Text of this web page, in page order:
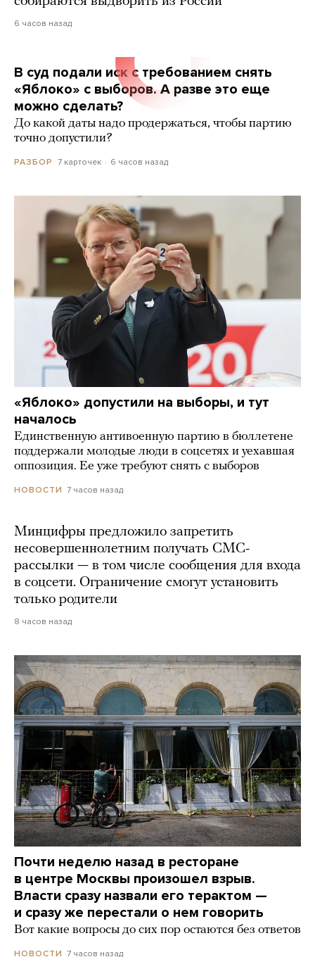
6 часов назад
В суд подали иск с требованием снять
«Яблоко» с выборов. А разве это еще
можно сделать?
До какой даты надо продержаться, чтобы партию
точно допустили?
РАЗБОР 7 карточек 6 часов назад
«Яблоко» допустили на выборы, и тут
началось
Единственную антивоенную партию в бюллетене
поддержали молодые люди в соцсетях и уехавшая
оппозиция. Ее уже требуют снять с выборов
НОВОСТИ 7 часов назад
Минцифры предложило запретить
несовершеннолетним получать СМС-
рассылки — в том числе сообщения для входа
в соцсети. Ограничение смогут установить
только родители
8 часов назад
Почти неделю назад в ресторане
в центре Москвы произошел взрыв.
Власти сразу назвали его терактом —
и сразу же перестали о нем говорить
Вот какие вопросы до сих пор остаются без ответов
НОВОСТИ 7 часов назад